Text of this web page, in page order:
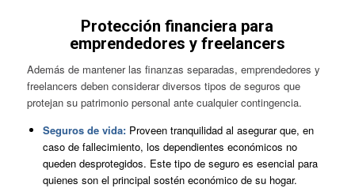
Protección financiera para
emprendedores y freelancers
Además de mantener las finanzas separadas, emprendedores y
freelancers deben considerar diversos tipos de seguros que
protejan su patrimonio personal ante cualquier contingencia.
Seguros de vida:Proveen tranquilidad al asegurar que, en
caso de fallecimiento, los dependientes económicos no
queden desprotegidos. Este tipo de seguro es esencial para
quienes son el principal sostén económico de su hogar.